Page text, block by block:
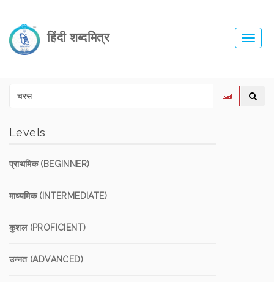
हिंदी शब्दमित्र
Levels
प्राथमिक (BEGINNER)
माध्यमिक (INTERMEDIATE)
कुशल (PROFICIENT)
उन्नत (ADVANCED)